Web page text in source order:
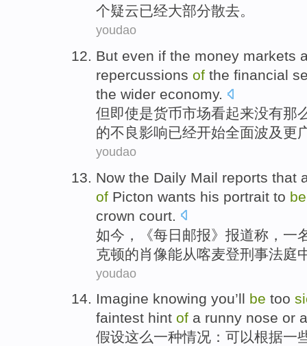
个疑云已经大部分散去。
youdao
But even if the money markets
repercussions of the financial
the wider economy.
但即使是货币市场看起来没有那
的不良影响已经开始全面波及 更
youdao
Now the Daily Mail reports that
of Picton wants his portrait to be
crown court
如今 ，《每日 邮报》 报道称， 一
克顿的肖像能从喀麦登刑事法庭
youdao
Imagine knowing you’ll be too
faintest hint of a runny nose or a
假设这么一种情况：可以根据一